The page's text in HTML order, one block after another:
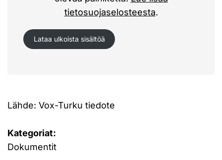
tietosuojaselosteesta.
Lataa ulkoista sisältöä
Lähde: Vox-Turku tiedote
Kategoriat:
Dokumentit